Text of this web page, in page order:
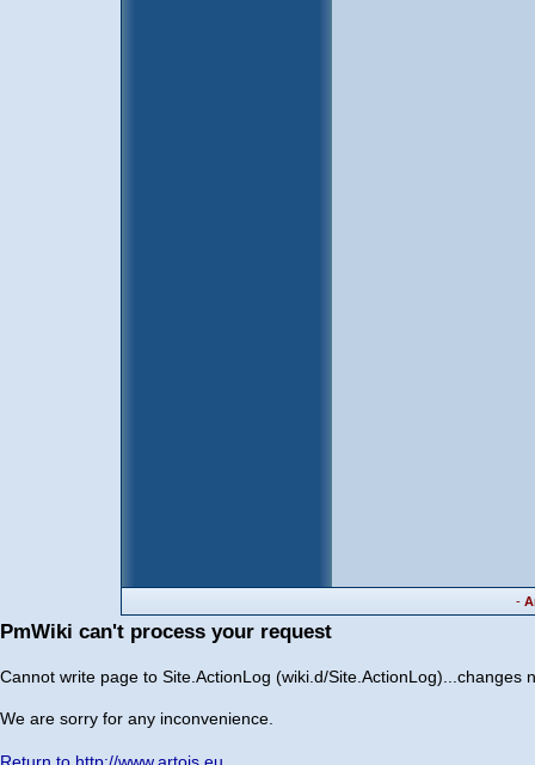
-
PmWiki can't process your request
Cannot write page to Site.ActionLog (wiki.d/Site.ActionLog)...changes
We are sorry for any inconvenience.
Return to http://www.artois.eu